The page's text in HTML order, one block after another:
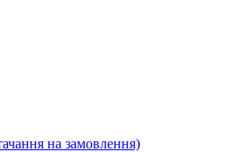
на замовлення)